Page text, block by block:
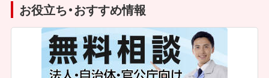
お役立ち・おすすめ情報